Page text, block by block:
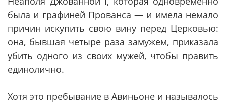
была и графиней Прованса — и имела немало
причин искупить свою вину перед Церковью:
она, бывшая четыре раза замужем, приказала
убить одного из своих мужей, чтобы править
единолично.
Хотя это пребывание в Авиньоне и называлось